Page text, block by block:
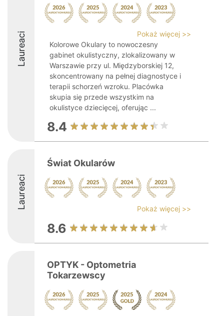
Laureaci
Pokaż więcej >>
Kolorowe Okulary to nowoczesny
gabinet okulistyczny, zlokalizowany w
Warszawie przy ul. Międzyborskiej 12,
skoncentrowany na pełnej diagnostyce i
terapii schorzeń wzroku. Placówka
skupia się przede wszystkim na
okulistyce dziecięcej, oferując ...
8.4
Laureaci
Świat Okularów
Pokaż więcej >>
8.6
OPTYK - Optometria
Tokarzewscy